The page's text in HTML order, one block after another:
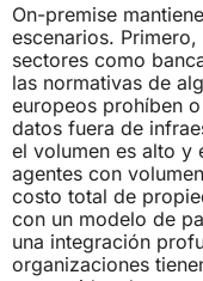
On-premise
escenarios.
sectores como
las normativas de
europeos prohíben
datos fuera de
el volumen es alto y
agentes con
costo total de
con un modelo de
una integración
organizaciones